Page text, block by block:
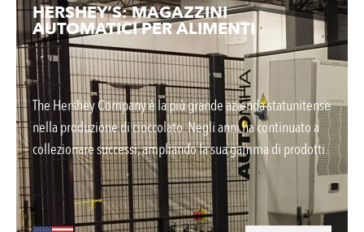
HERSHEY’S: MAGAZZINI
AUTOMATICI PER ALIMENTI
The Hershey Company è la più grande azienda statunitense
nella produzione di cioccolato. Negli anni ha continuato a
collezionare successi, ampliando la sua gamma di prodotti.